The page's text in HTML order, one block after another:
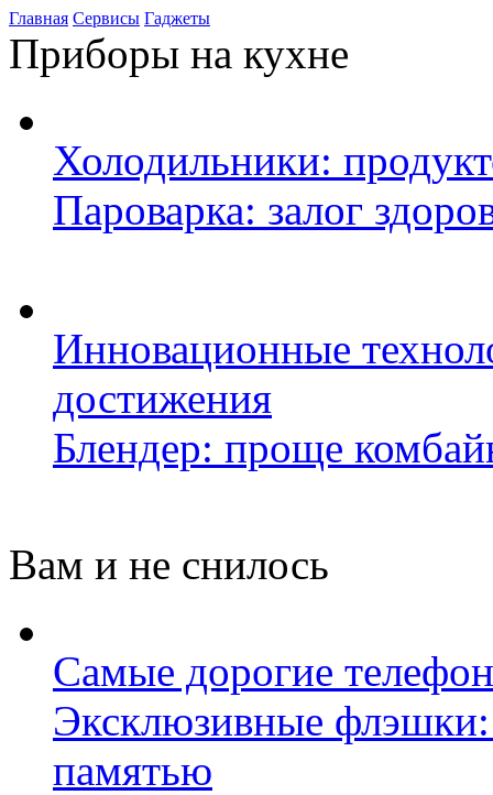
Главная Сервисы Гаджеты
Приборы на кухне
Холодильники:
Пароварка: залог
Инновационные
достижения
Блендер: проще
Вам и не снилось
Самые дорогие
Эксклюзивные
памятью